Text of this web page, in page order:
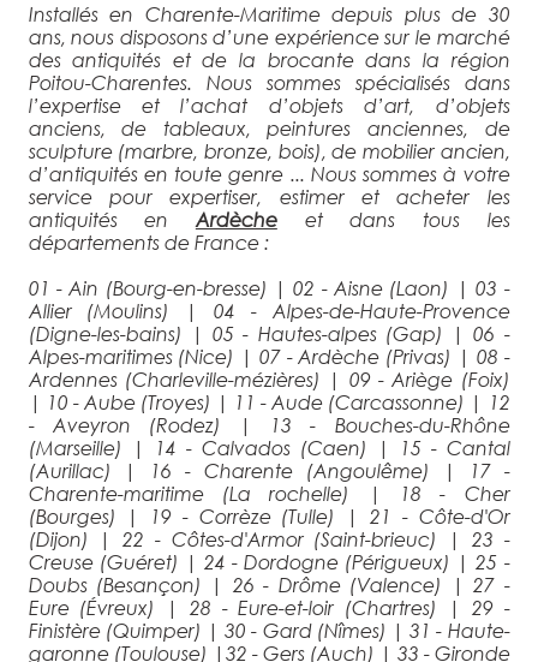
Installés en Charente-Maritime depuis plus de 30
ans, nous disposons d’une expérience sur le marché
des antiquités et de la brocante dans la région
Poitou-Charentes. Nous sommes spécialisés dans
l’expertise et l’achat d’objets d’art, d’objets
anciens, de tableaux, peintures anciennes, de
sculpture (marbre, bronze, bois), de mobilier ancien,
d’antiquités en toute genre ... Nous sommes à votre
service pour expertiser, estimer et acheter les
antiquités en Ardècheet dans tous les
départements de France :
01 - Ain (Bourg-en-bresse) | 02 - Aisne (Laon) | 03 -
Allier (Moulins)
|
04 - Alpes-de-Haute-Provence
(Digne-les-bains)
| 05 - Hautes-alpes (Gap) |06 -
Alpes-maritimes (Nice) | 07 - Ardèche (Privas) | 08 -
Ardennes (Charleville-mézières)
| 09 - Ariège (Foix)
|
10 - Aube (Troyes) | 11 - Aude (Carcassonne) |
12
- Aveyron (Rodez)
|
13 - Bouches-du-Rhône
(Marseille)
| 14 - Calvados (Caen) |
15 - Cantal
(Aurillac)
| 16 - Charente (Angoulême) |
17 -
Charente-maritime (La rochelle)
|
18 - Cher
(Bourges)
| 19 - Corrèze (Tulle) | 21 - Côte-d'Or
(Dijon)
| 22 - Côtes-d'Armor (Saint-brieuc) | 23 -
Creuse (Guéret) | 24 - Dordogne (Périgueux) | 25 -
Doubs (Besançon)
| 26 - Drôme (Valence) | 27 -
Eure (Évreux)
| 28 - Eure-et-loir (Chartres) | 29 -
Finistère (Quimper) |30 - Gard (Nîmes) |31 - Haute-
garonne (Toulouse) | 32 - Gers (Auch) | 33 - Gironde